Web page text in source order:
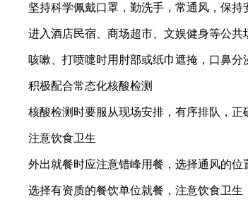
坚持科学佩戴口罩，勤洗手，常通风，保持
进入酒店民宿、商场超市、文娱健身等公共
咳嗽、打喷嚏时用肘部或纸巾遮掩，口鼻分
积极配合常态化核酸检测
核酸检测时要服从现场安排，有序排队，
注意饮食卫生
外出就餐时应注意错峰用餐，选择通风的位
选择有资质的餐饮单位就餐，注意饮食卫生